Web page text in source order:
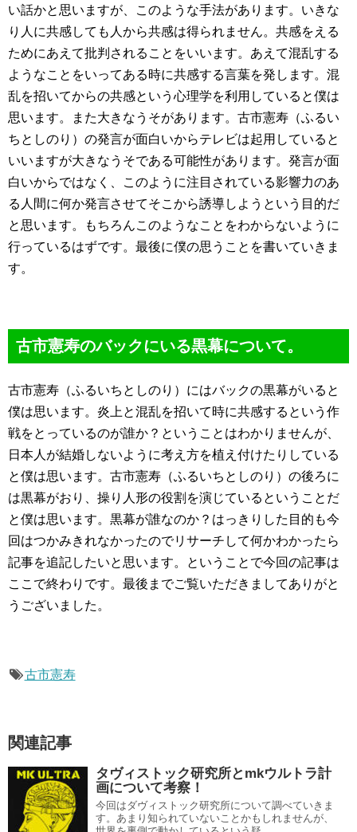
い話かと思いますが、このような手法があります。いきな
り人に共感しても人から共感は得られません。共感をえる
ためにあえて批判されることをいいます。あえて混乱する
ようなことをいってある時に共感する言葉を発します。混
乱を招いてからの共感という心理学を利用していると僕は
思います。また大きなうそがあります。古市憲寿（ふるい
ちとしのり）の発言が面白いからテレビは起用していると
いいますが大きなうそである可能性があります。発言が面
白いからではなく、このように注目されている影響力のあ
る人間に何か発言させてそこから誘導しようという目的だ
と思います。もちろんこのようなことをわからないように
行っているはずです。最後に僕の思うことを書いていきま
す。
古市憲寿のバックにいる黒幕について。
古市憲寿（ふるいちとしのり）にはバックの黒幕がいると
僕は思います。炎上と混乱を招いて時に共感するという作
戦をとっているのが誰か？ということはわかりませんが、
日本人が結婚しないように考え方を植え付けたりしている
と僕は思います。古市憲寿（ふるいちとしのり）の後ろに
は黒幕がおり、操り人形の役割を演じているということだ
と僕は思います。黒幕が誰なのか？はっきりした目的も今
回はつかみきれなかったのでリサーチして何かわかったら
記事を追記したいと思います。ということで今回の記事は
ここで終わりです。最後までご覧いただきましてありがと
うございました。
古市憲寿
関連記事
タヴィストック研究所とmkウルトラ計
画について考察！
今回はダヴィストック研究所について調べていきま
す。あまり知られていないことかもしれませんが、